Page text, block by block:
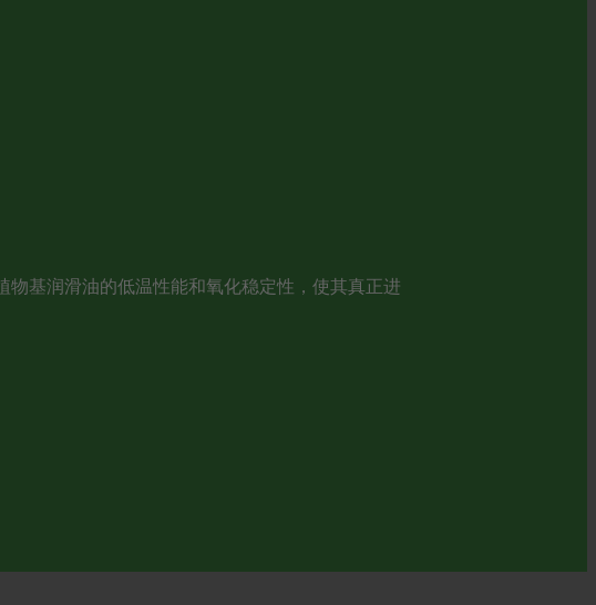
基润滑油的低温性能和氧化稳定性，使其真正进